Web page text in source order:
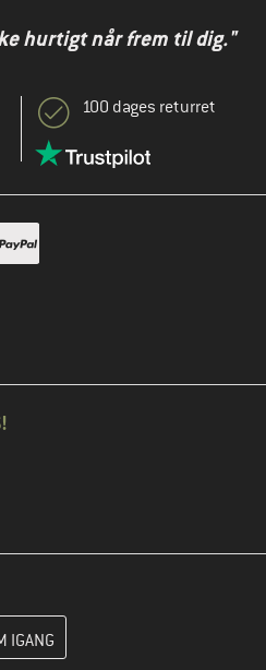
hurtigt når frem til dig."
100 dages returret
og opret i næste trin din